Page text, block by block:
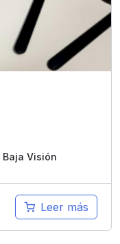
Baja Visión
Leer más